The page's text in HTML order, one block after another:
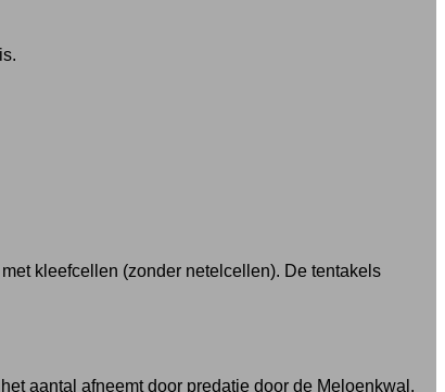
kleefcellen (zonder netelcellen). De tentakels
aantal afneemt door predatie door de Meloenkwal.